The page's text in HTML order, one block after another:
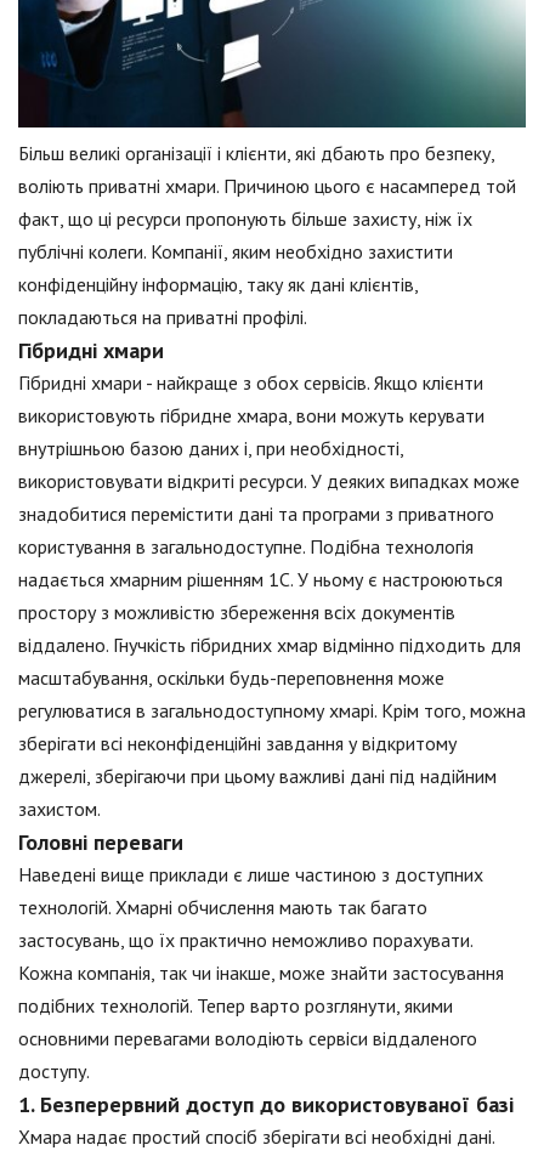
Більш великі організації і клієнти, які дбають про безпеку,
воліють приватні хмари. Причиною цього є насамперед той
факт, що ці ресурси пропонують більше захисту, ніж їх
публічні колеги. Компанії, яким необхідно захистити
конфіденційну інформацію, таку як дані клієнтів,
покладаються на приватні профілі.
Гібридні хмари
Гібридні хмари - найкраще з обох сервісів. Якщо клієнти
використовують гібридне хмара, вони можуть керувати
внутрішньою базою даних і, при необхідності,
використовувати відкриті ресурси. У деяких випадках може
знадобитися перемістити дані та програми з приватного
користування в загальнодоступне. Подібна технологія
надається хмарним рішенням 1С. У ньому є настроюються
простору з можливістю збереження всіх документів
віддалено. Гнучкість гібридних хмар відмінно підходить для
масштабування, оскільки будь-переповнення може
регулюватися в загальнодоступному хмарі. Крім того, можна
зберігати всі неконфіденційні завдання у відкритому
джерелі, зберігаючи при цьому важливі дані під надійним
захистом.
Головні переваги
Наведені вище приклади є лише частиною з доступних
технологій. Хмарні обчислення мають так багато
застосувань, що їх практично неможливо порахувати.
Кожна компанія, так чи інакше, може знайти застосування
подібних технологій. Тепер варто розглянути, якими
основними перевагами володіють сервіси віддаленого
доступу.
1. Безперервний доступ до використовуваної базі
Хмара надає простий спосіб зберігати всі необхідні дані.